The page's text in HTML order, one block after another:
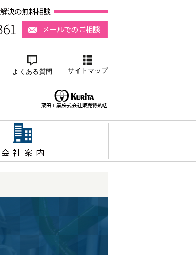
よくある質問 サイトマップ